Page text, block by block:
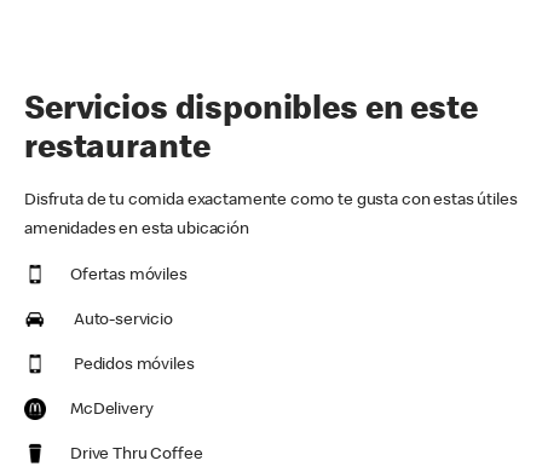
Servicios disponibles en este
restaurante
Disfruta de tu comida exactamente como te gusta con estas útiles
amenidades en esta ubicación
Ofertas móviles
Auto-servicio
Pedidos móviles
McDelivery
Drive Thru Coffee